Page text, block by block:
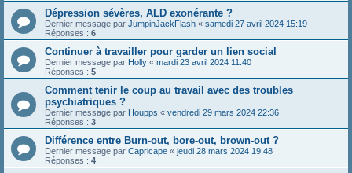
Dépression sévères, ALD exonérante ?
Dernier message par JumpinJackFlash « samedi 27 avril 2024 15:19
Réponses : 6
Continuer à travailler pour garder un lien social
Dernier message par Holly « mardi 23 avril 2024 11:40
Réponses : 5
Comment tenir le coup au travail avec des troubles
psychiatriques ?
Dernier message par Houpps « vendredi 29 mars 2024 22:36
Réponses : 3
Différence entre Burn-out, bore-out, brown-out ?
Dernier message par Capricape « jeudi 28 mars 2024 19:48
Réponses : 4